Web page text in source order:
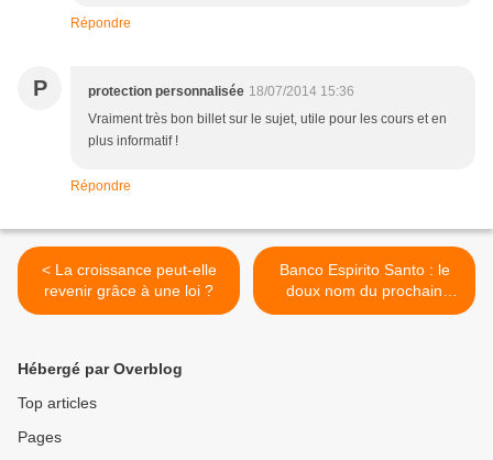
Répondre
P protection personnalisée 18/07/2014 15:36
Vraiment très bon billet sur le sujet, utile pour les cours et en
plus informatif !
Répondre
< La croissance peut-elle
revenir grâce à une loi ?
Banco Espirito Santo : le
doux nom du prochain
krach bancaire ? >
Hébergé par Overblog
Top articles
Pages